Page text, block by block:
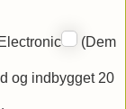
(Dem
og indbygget 20